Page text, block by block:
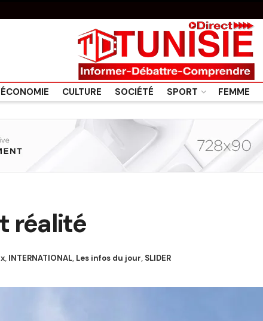
ÉCONOMIE CULTURE SOCIÉTÉ SPORT FEMME
réalité
, INTERNATIONAL, Les infos du jour, SLIDER